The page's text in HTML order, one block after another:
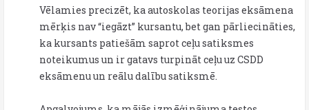
Vēlamies precizēt, ka autoskolas teorijas eksāmena
mērķis nav “iegāzt” kursantu, bet gan pārliecināties,
ka kursants patiešām saprot ceļu satiksmes
noteikumus un ir gatavs turpināt ceļu uz CSDD
eksāmenu un reālu dalību satiksmē.